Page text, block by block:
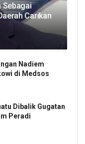
Sebagai
Carikan
Nadiem
di Medsos
Dibalik Gugatan
Peradi